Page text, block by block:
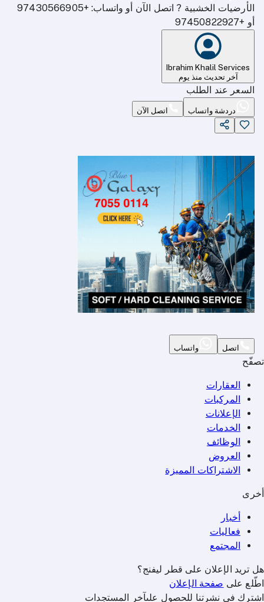
الأرضيات الخشبية ? اتصل الآن أو واتساب: +97430566905
أو +97450822927
Ibrahim Khalil Services
آخر تحديث منذ يوم
السعر عند الطلب
دردشة واتساب اتصل الآن
اتصل واتساب
تصفّح
العقارات
المركبات
الإعلانات
الخدمات
الوظائف
العروض
الاشتراكات المميزة
أخرى
أخبار
فعاليات
المجتمع
هل تريد الإعلان على قطر ليفنج؟
اطّلع على صفحة الإعلان
اشترك في نشرتنا للحصول علىآخر المستجدات